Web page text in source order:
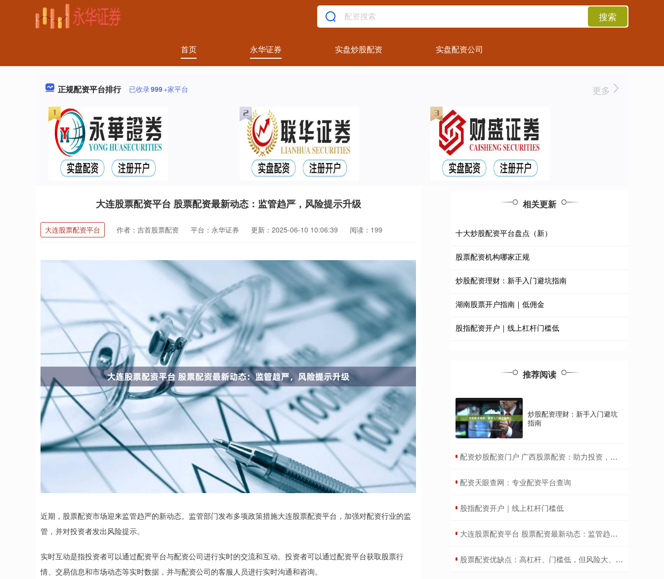
搜索
首页 永华证券 实盘炒股配资 实盘配资公司
正规配资平台排行 已收录999+家平台 更多
大连股票配资平台 股票配资最新动态：监管趋严，风险提示升级
大连股票配资平台 作者：吉首股票配资 平台：永华证券 更新：2025-06-10 10:06:39 阅读：199
近期，股票配资市场迎来监管趋严的新动态。监管部门发布多项政策措施大连股票配资平台，加强对配资行业的监
管，并对投资者发出风险提示。
实时互动是指投资者可以通过配资平台与配资公司进行实时的交流和互动。投资者可以通过配资平台获取股票行
情、交易信息和市场动态等实时数据，并与配资公司的客服人员进行实时沟通和咨询。
相关更新
十大炒股配资平台盘点（新）
股票配资机构哪家正规
炒股配资理财：新手入门避坑指南
湖南股票开户指南｜低佣金
股指配资开户｜线上杠杆门槛低
推荐阅读
炒股配资理财：新手入门避坑
指南
​配资炒股配资门户 广西股票配资：助力投资，把握财富机遇
​配资天眼查网：专业配资平台查询
​股指配资开户｜线上杠杆门槛低
​大连股票配资平台 股票配资最新动态：监管趋严，风险提示升级
​股票配资优缺点：高杠杆、门槛低，但风险大、易爆仓